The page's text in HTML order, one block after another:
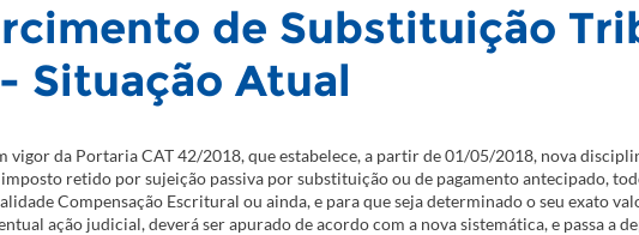
de Substituição
Situação Atual
vigor da Portaria CAT 42/2018, que estabelece, a partir de 01/05/2018, nova
retido por sujeição passiva por substituição ou de pagamento antecipado,
Compensação Escritural ou ainda, e para que seja determinado o seu exato
ação judicial, deverá ser apurado de acordo com a nova sistemática, e passa a